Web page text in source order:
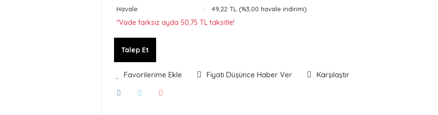
Havale
49,22 TL (%3,00 havale indirimi)
*Vade farksız ayda 50,75 TL taksitle!
Talep Et
Fiyatı Düşünce Haber Ver Karşılaştır